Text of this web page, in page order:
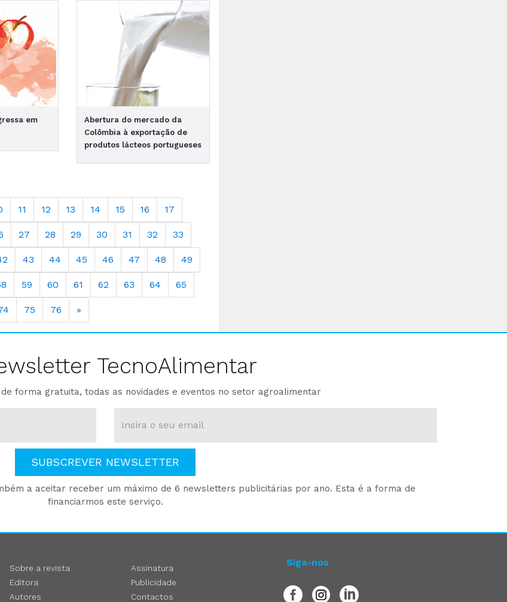
em
Abertura do mercado da
Colômbia à exportação de
produtos lácteos portugueses
11 12 13 14 15 16 17
27 28 29 30 31 32 33
43 44 45 46 47 48 49
59 60 61 62 63 64 65
75 76 »
TecnoAlimentar
forma gratuita, todas as novidades e eventos no setor agroalimentar
SUBSCREVER NEWSLETTER
a aceitar receber um máximo de 6 newsletters publicitárias por ano. Esta é a forma de
financiarmos este serviço.
Sobre a revista
Editora
Autores
Assinatura
Publicidade
Contactos
Siga-nos